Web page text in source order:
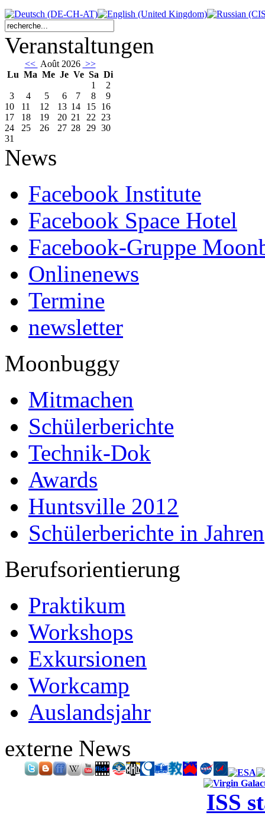
Veranstaltungen
<< Août 2026 >>
Lu Ma Me Je Ve Sa Di
1
2
3
4 5 6 7 8
9
10
11 12 13 14 15 16
17
18 19 20 21 22 23
24
25 26 27 28 29 30
31
News
Facebook Institute
Facebook Space Hotel
Facebook-Gruppe
Onlinenews
Termine
newsletter
Moonbuggy
Mitmachen
Schülerberichte
Technik-Dok
Awards
Huntsville 2012
Schülerberichte in Jahren
Berufsorientierung
Praktikum
Workshops
Exkursionen
Workcamp
Auslandsjahr
externe News
ISS